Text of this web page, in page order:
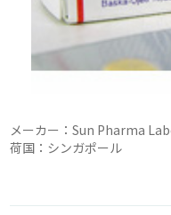
メーカー：Sun Pharma
荷国：シンガポール